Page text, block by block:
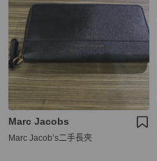
Marc Jacobs
Marc Jacob’s二手長夾